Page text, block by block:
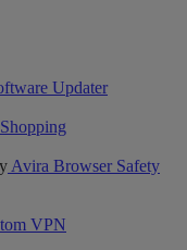
Updater
Avira Browser Safety
VPN